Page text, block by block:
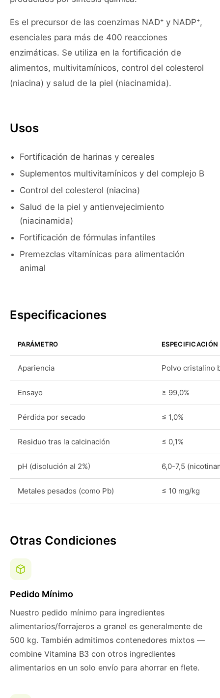
Es el precursor de las coenzimas NAD⁺ y NADP⁺,
esenciales para más de 400 reacciones
enzimáticas. Se utiliza en la fortificación de
alimentos, multivitamínicos, control del colesterol
(niacina) y salud de la piel (niacinamida).
Usos
Fortificación de harinas y cereales
Suplementos multivitamínicos y del complejo B
Control del colesterol (niacina)
Salud de la piel y antienvejecimiento
(niacinamida)
Fortificación de fórmulas infantiles
Premezclas vitamínicas para alimentación
animal
Especificaciones
PARÁMETRO ESPECIFICACIÓN
Apariencia Polvo cristalino
Ensayo ≥ 99,0%
Pérdida por secado ≤ 1,0%
Residuo tras la calcinación ≤ 0,1%
pH (disolución al 2%) 6,0-7,5
Metales pesados (como Pb) ≤ 10 mg/kg
Otras Condiciones
Pedido Mínimo
Nuestro pedido mínimo para ingredientes
alimentarios/forrajeros a granel es generalmente de
500 kg. También admitimos contenedores mixtos —
combine Vitamina B3 con otros ingredientes
alimentarios en un solo envío para ahorrar en flete.